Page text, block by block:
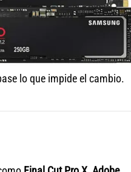
lo que impide el cambio.